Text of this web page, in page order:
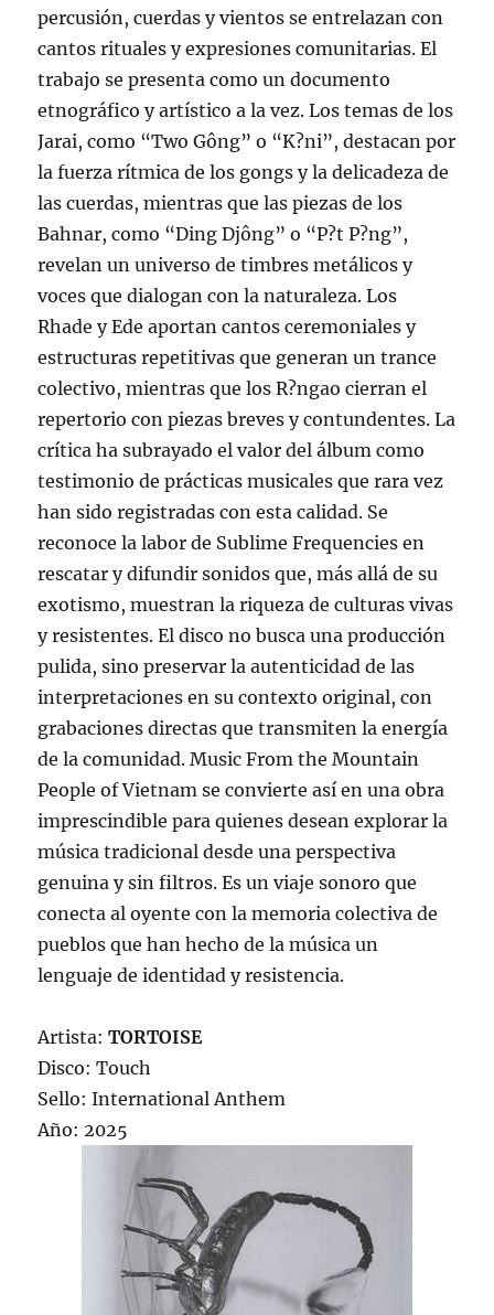
percusión, cuerdas y vientos se entrelazan con
cantos rituales y expresiones comunitarias. El
trabajo se presenta como un documento
etnográfico y artístico a la vez. Los temas de los
Jarai, como “Two Gông” o “K?ni”, destacan por
la fuerza rítmica de los gongs y la delicadeza de
las cuerdas, mientras que las piezas de los
Bahnar, como “Ding Djông” o “P?t P?ng”,
revelan un universo de timbres metálicos y
voces que dialogan con la naturaleza. Los
Rhade y Ede aportan cantos ceremoniales y
estructuras repetitivas que generan un trance
colectivo, mientras que los R?ngao cierran el
repertorio con piezas breves y contundentes. La
crítica ha subrayado el valor del álbum como
testimonio de prácticas musicales que rara vez
han sido registradas con esta calidad. Se
reconoce la labor de Sublime Frequencies en
rescatar y difundir sonidos que, más allá de su
exotismo, muestran la riqueza de culturas vivas
y resistentes. El disco no busca una producción
pulida, sino preservar la autenticidad de las
interpretaciones en su contexto original, con
grabaciones directas que transmiten la energía
de la comunidad. Music From the Mountain
People of Vietnam se convierte así en una obra
imprescindible para quienes desean explorar la
música tradicional desde una perspectiva
genuina y sin filtros. Es un viaje sonoro que
conecta al oyente con la memoria colectiva de
pueblos que han hecho de la música un
lenguaje de identidad y resistencia.
Artista:TORTOISE
Disco: Touch
Sello: International Anthem
Año: 2025